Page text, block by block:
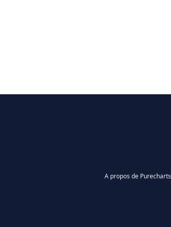
A propos de Purecharts